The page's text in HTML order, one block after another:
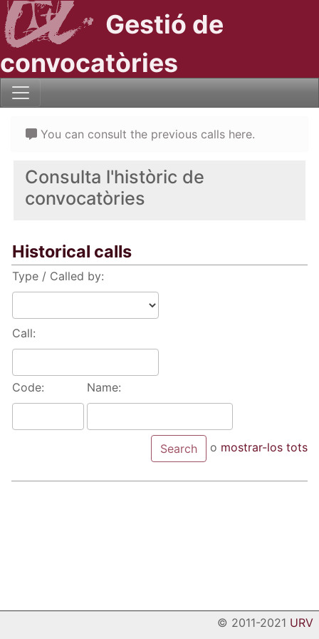
Gestió de
convocatòries
Consulta l'històric de
convocatòries
Historical calls
Type / Called by:
Call:
Code: Name:
o mostrar-los tots
You can consult the previous calls here.
© 2011-2021 URV